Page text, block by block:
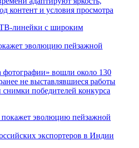
контент и условия просмотра
эволюцию пейзажной
вошли около 130
не выставлявшиеся работы
победителей конкурса
экспортеров в Индии